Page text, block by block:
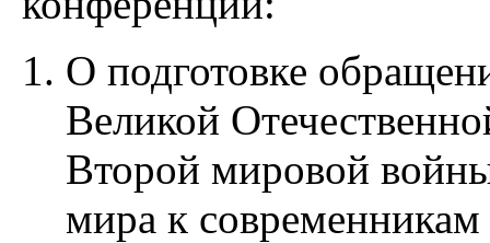
О подготовке
Великой
Второй мировой
мира к